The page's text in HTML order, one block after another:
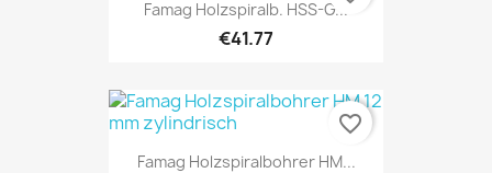
Famag Holzspiralb. HSS-G...
€41.77
Famag Holzspiralbohrer HM...
favorite_border